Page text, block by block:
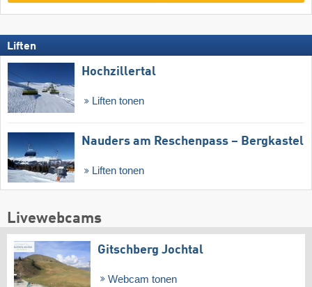
Liften
Hochzillertal
Liften tonen
Nauders am Reschenpass – Bergkastel
Liften tonen
Livewebcams
Gitschberg Jochtal
Webcam tonen